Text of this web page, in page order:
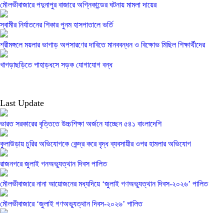
মৌলভীবাজারে পদুনাপুর বাজারে অগ্নিকান্ডের ঘটনায় মামলা দায়ের
স্বামীর নির্যাতনের শিকার পুনম হাসপাতালে ভর্তি
শ্রীমঙ্গলে ময়লার ভাগাড় অপসারণের দাবিতে মানববন্ধন ও বিক্ষোভ মিছিল শিক্ষার্থীদের
খাগড়াছড়িতে পাহাড়ধসে সড়ক যোগাযোগ বন্ধ
Last Update
ভারত সরকারের বৃত্তিতে উচ্চশিক্ষা অর্জনে যাচ্ছেন ৫৪১ বাংলাদেশি
কুলাউড়ায় চুরির অভিযোগকে কেন্দ্র করে বৃদ্ধ ব্যবসায়ীর ওপর হামলার অভিযোগ
রাজনগরে জুলাই গনঅভ্যুত্থান দিবস পালিত
মৌলভীবাজারে নানা আয়োজনের মধ্যদিয়ে ‘জুলাই গণঅভ্যুত্থান দিবস-২০২৬’ পালিত
মৌলভীবাজারে ‘জুলাই গণঅভ্যুত্থান দিবস-২০২৬’ পালিত